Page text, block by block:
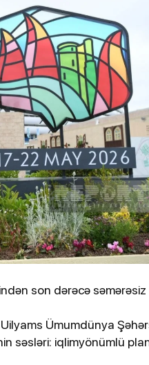
son dərəcə
Ümumdünya
səsləri: iqlimyönümlü
Kənan Doğulu,
nəfər narkotikə görə
Nazirliyi İranın